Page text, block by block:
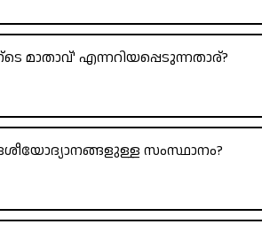
മാതാവ്' എന്നറിയപ്പെടുന്നതാര്?
സംസ്ഥാനം?